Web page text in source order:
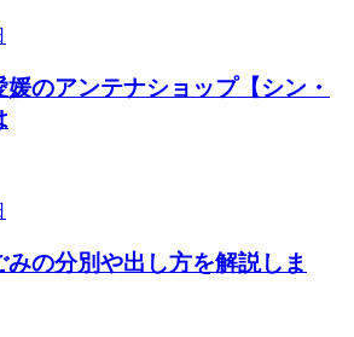
のアンテナショップ【シン・
の分別や出し方を解説しま